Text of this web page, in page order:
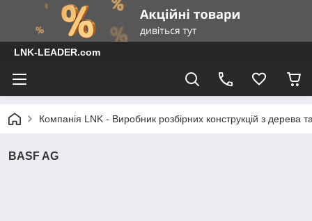
LNK-LEADER.com
Компанія LNK - Виробник розбірних конструкцій з дерева
BASF AG